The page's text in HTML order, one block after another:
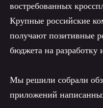
востребованных
Крупные российские
получают позитивные
бюджета на разработку
Мы решили собрали
приложений